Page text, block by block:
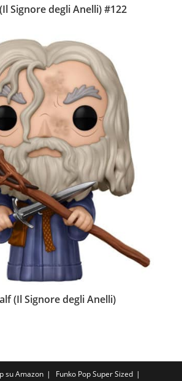
Signore degli Anelli) #122
(Il Signore degli Anelli)
su Amazon
Funko Pop Super Sized